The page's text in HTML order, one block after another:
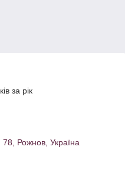
за рік
Рожнов, Україна